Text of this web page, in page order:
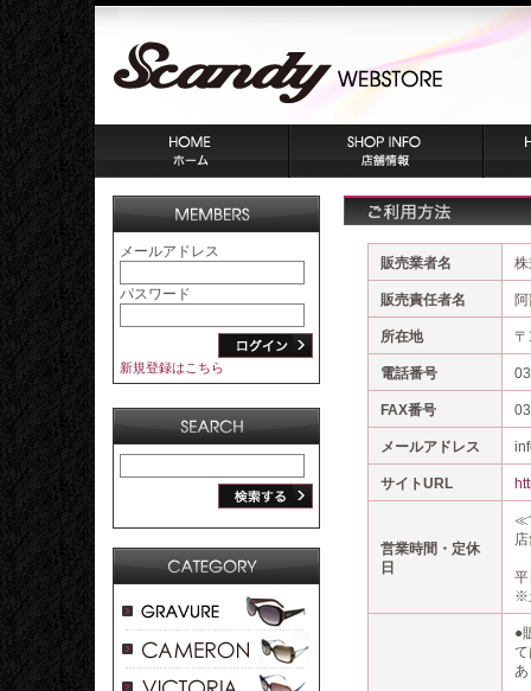
メールアドレス
パスワード
新規登録はこちら
販売業者名
販売責任者名
所在地
電話番号
FAX番号
メールアドレス
サイトURL
営業時間・定休
日
≪
※
●